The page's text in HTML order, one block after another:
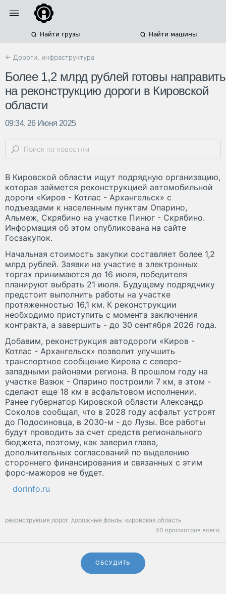
Найти грузы Найти машины
← Дороги, инфраструктура
Более 1,2 млрд рублей готовы направить
на реконструкцию дороги в Кировской
области
09:34, 26 Июня 2025
В Кировской области ищут подрядную организацию,
которая займется реконструкцией автомобильной
дороги «Киров - Котлас - Архангельск» с
подъездами к населенным пунктам Опарино,
Альмеж, Скрябино на участке Пинюг - Скрябино.
Информация об этом опубликована на сайте
Госзакупок.
Начальная стоимость закупки составляет более 1,2
млрд рублей. Заявки на участие в электронных
торгах принимаются до 16 июля, победителя
планируют выбрать 21 июля. Будущему подрядчику
предстоит выполнить работы на участке
протяженностью 16,1 км. К реконструкции
необходимо приступить с момента заключения
контракта, а завершить - до 30 сентября 2026 года.
Добавим, реконструкция автодороги «Киров -
Котлас - Архангельск» позволит улучшить
транспортное сообщение Кирова с северо-
западными районами региона. В прошлом году на
участке Вазюк - Опарино построили 7 км, в этом -
сделают еще 18 км в асфальтовом исполнении.
Ранее губернатор Кировской области Александр
Соколов сообщал, что в 2028 году асфальт устроят
до Подосиновца, в 2030-м - до Лузы. Все работы
будут проводить за счет средств регионального
бюджета, поэтому, как заверил глава,
дополнительных согласований по выделению
стороннего финансирования и связанных с этим
форс-мажоров не будет.
dorinfo.ru
реконструкция дорог дорожные фонды кировская область
40 просмотров всего.
ОБСУДИТЬ